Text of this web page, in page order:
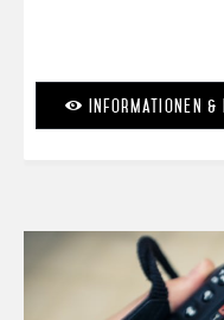
Informationen &